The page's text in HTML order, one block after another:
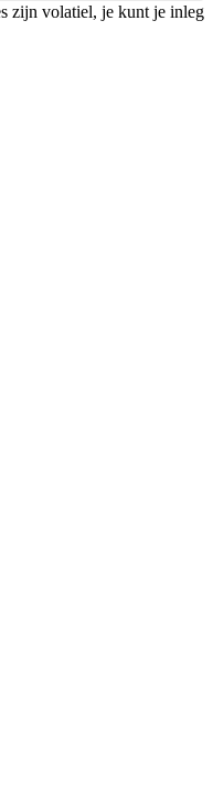
zijn volatiel, je kunt je inleg